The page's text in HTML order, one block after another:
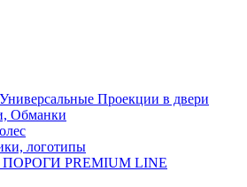
Проекции в двери
Обманки
логотипы
PREMIUM LINE